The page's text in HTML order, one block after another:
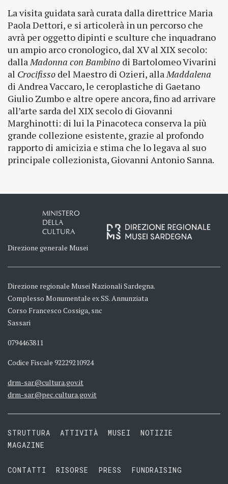
La visita guidata sarà curata dalla direttrice Maria
Paola Dettori, e si articolerà in un percorso che
avrà per oggetto dipinti e sculture che inquadrano
un ampio arco cronologico, dal XV al XIX secolo:
dallaMadonna con Bambino di Bartolomeo Vivarini
al Crocifisso del Maestro di Ozieri, allaMaddalena
di Andrea Vaccaro, le ceroplastiche di Gaetano
Giulio Zumbo e altre opere ancora, fino ad arrivare
all’arte sarda del XIX secolo di Giovanni
Marghinotti: di lui la Pinacoteca conserva la più
grande collezione esistente, grazie al profondo
rapporto di amicizia e stima che lo legava al suo
principale collezionista, Giovanni Antonio Sanna.
MINISTERO
DELLA
CULTURA
Direzione generale Musei
Direzione regionale Musei Nazionali Sardegna.
Complesso Monumentale ex SS. Annunziata
Corso Francesco Cossiga, snc
Sassari
0794463811
Codice Fiscale 92229210924
drm-sar@cultura.gov.it
drm-sar@pec.cultura.gov.it
STRUTTURA ATTIVITÀ MUSEI
NOTIZIE
MAGAZINE
CONTATTI RISORSE PRESS FUNDRAISING